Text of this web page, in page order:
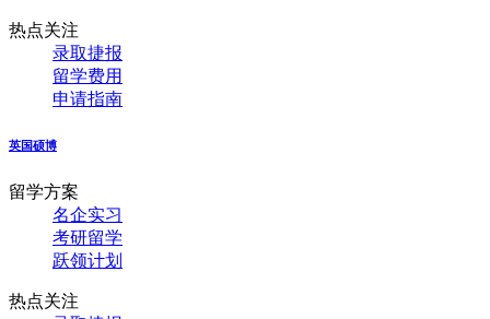
热点关注
录取捷报
留学费用
申请指南
英国硕博
留学方案
名企实习
考研留学
跃领计划
热点关注